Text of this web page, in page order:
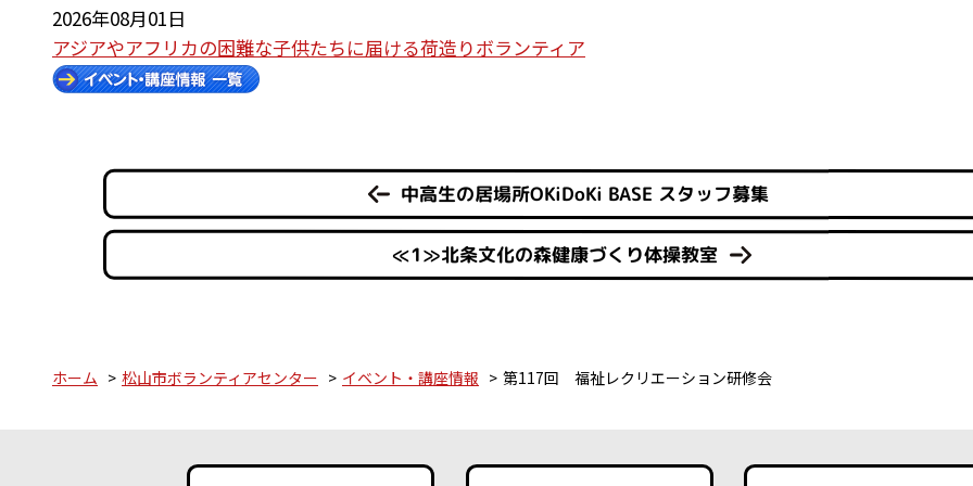
2026年08月01日
アジアやアフリカの困難な子供たちに届ける荷造りボランティア
中高生の居場所OKiDoKi BASE スタッフ募集
≪1≫北条文化の森健康づくり体操教室
ホーム 松山市ボランティアセンター イベント・講座情報 第117回 福祉レクリエーション研修会